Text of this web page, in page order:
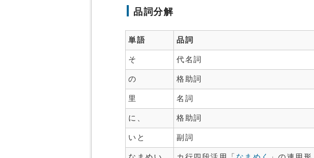
品詞分解
単語 品詞
そ 代名詞
の 格助詞
里 名詞
に、 格助詞
いと 副詞